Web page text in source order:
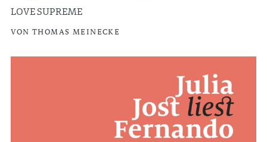
LOVE SUPREME
VON THOMAS MEINECKE